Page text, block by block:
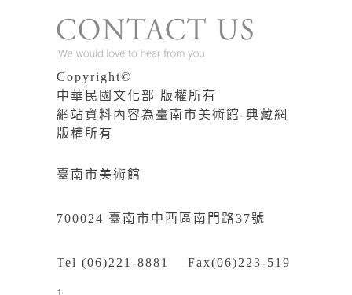
Copyright©
中華民國文化部 版權所有
網站資料內容為臺南市美術館-典藏網
版權所有
臺南市美術館
700024 臺南市中西區南門路37號
Tel (06)221-8881 Fax(06)223-519